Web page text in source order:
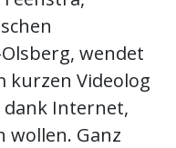
wendet
kurzen Videolog
dank Internet,
wollen. Ganz